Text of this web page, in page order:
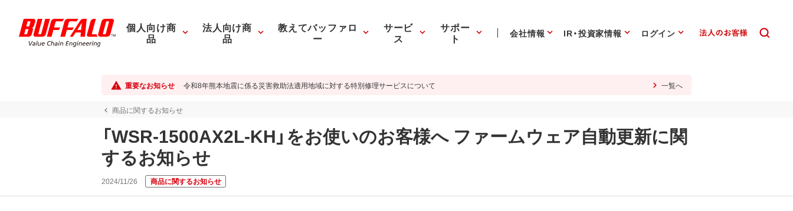
個人向け商
品
法人向け商
品
教えてバッファロ
ー
サービ
ス
サポー
ト 会社情報 IR・投資家情報 ログイン
重要なお知らせ 令和8年熊本地震に係る災害救助法適用地域に対する特別修理サービスについて 一覧へ
商品に関するお知らせ
「WSR-1500AX2L-KH」をお使いのお客様へ ファームウェア自動更新に関
するお知らせ
2024/11/26 商品に関するお知らせ